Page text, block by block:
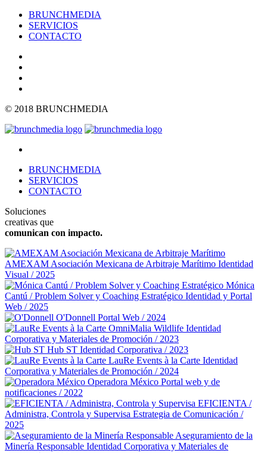
BRUNCHMEDIA
SERVICIOS
CONTACTO
© 2018 BRUNCHMEDIA
BRUNCHMEDIA
SERVICIOS
CONTACTO
Soluciones
creativas que
comunican con impacto.
AMEXAM Asociación Mexicana de Arbitraje Marítimo Identidad
Visual / 2025
Mónica
Cantú / Problem Solver y Coaching Estratégico Identidad y Portal
Web / 2025
O'Donnell Portal Web / 2024
OmniMalia Wildlife Identidad
Corporativa y Materiales de Promoción / 2023
Hub ST Identidad Corporativa / 2023
LauRe Events à la Carte Identidad
Corporativa y Materiales de Promoción / 2024
Operadora México Portal web y de
notificaciones / 2022
EFICIENTA /
Administra, Controla y Supervisa Estrategia de Comunicación /
2025
Aseguramiento de la
Minería Responsable Identidad Corporativa y Materiales de